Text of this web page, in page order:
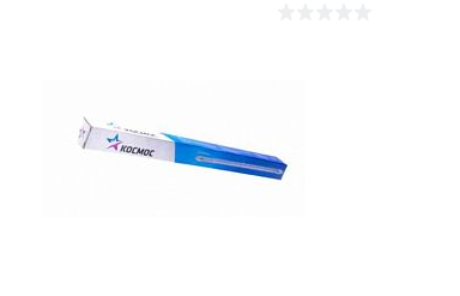
В избранное В наличии (24)